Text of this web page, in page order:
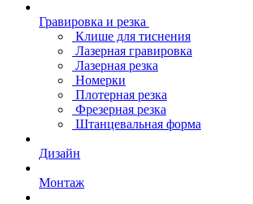
Гравировка и резка
Клише для тиснения
Лазерная гравировка
Лазерная резка
Номерки
Плотерная резка
Фрезерная резка
Штанцевальная форма
Дизайн
Монтаж